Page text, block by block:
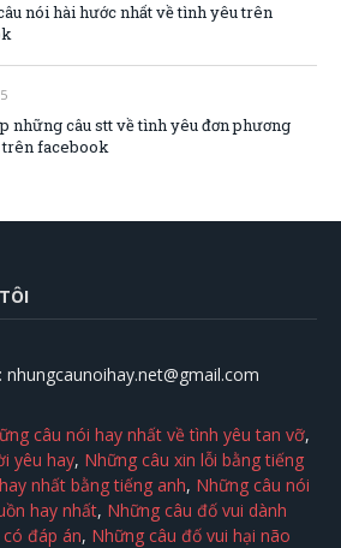
nói hài hước nhất về tình yêu trên
những câu stt về tình yêu đơn phương
facebook
nhungcaunoihay.net@gmail.com
câu nói hay nhất về tình yêu tan vỡ,
yêu hay, Những câu xin lỗi bằng tiếng
nhất bằng tiếng anh, Những câu nói
hay nhất, Những câu đố vui dành
đáp án, Những câu đố vui hại não